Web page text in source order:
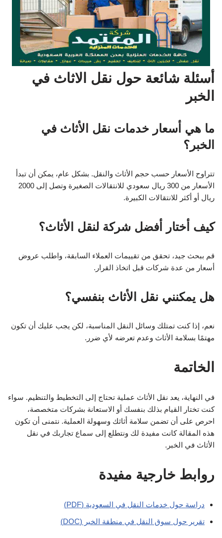
أسئلة شائعة حول نقل الاثاث في
الخبر
ما هي أسعار خدمات نقل الأثاث في
الخبر؟
تتراوح الأسعار حسب حجم الأثاث والنقل. بشكل عام، يمكن أن تبدأ
الأسعار من 300 ريال سعودي للانتقالات الصغيرة وتصل إلى 2000
ريال أو أكثر للانتقالات الكبيرة.
كيف أختار أفضل شركة لنقل الأثاث؟
قم ببحث جيد، تحقق من تقييمات العملاء السابقة، واطلب عروض
أسعار من عدة شركات قبل اتخاذ القرار.
هل يمكنني نقل الأثاث بنفسي؟
نعم، إذا كنت تمتلك وسائل النقل المناسبة، لكن يجب عليك أن تكون
مهتمًا بسلامة الأثاث وعدم تعرضه لأي ضرر.
الخاتمة
في النهاية، يعد نقل الأثاث عملية تحتاج إلى التخطيط والتنظيم. سواء
كنت تختار القيام بذلك بنفسك أو الاستعانة بشركات متخصصة،
احرص على أن تضمن سلامة أثاثك وسهولة العملية. نتمنى أن تكون
هذه المقالة كانت مفيدة لك ونتطلع إلى سماع تجاربك في نقل
الأثاث في الخبر.
روابط خارجية مفيدة
دراسة حول خدمات النقل في السعودية (PDF)
تقرير حول سوق النقل في منطقة الخبر (DOC)